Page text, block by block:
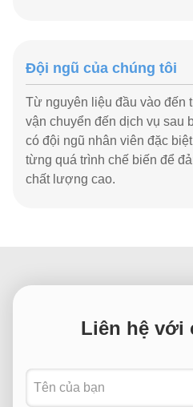
Đội ngũ của chúng tôi
Từ nguyên liệu đầu vào đến
vận chuyển đến dịch vụ sau
có đội ngũ nhân viên đặc
từng quá trình chế biến để
chất lượng cao.
Liên hệ với